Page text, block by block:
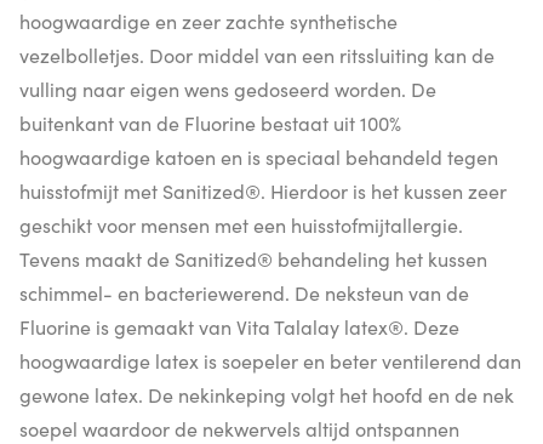
hoogwaardige en zeer zachte synthetische
vezelbolletjes. Door middel van een ritssluiting kan de
vulling naar eigen wens gedoseerd worden. De
buitenkant van de Fluorine bestaat uit 100%
hoogwaardige katoen en is speciaal behandeld tegen
huisstofmijt met Sanitized®. Hierdoor is het kussen zeer
geschikt voor mensen met een huisstofmijtallergie.
Tevens maakt de Sanitized® behandeling het kussen
schimmel- en bacteriewerend. De neksteun van de
Fluorine is gemaakt van Vita Talalay latex®. Deze
hoogwaardige latex is soepeler en beter ventilerend dan
gewone latex. De nekinkeping volgt het hoofd en de nek
soepel waardoor de nekwervels altijd ontspannen